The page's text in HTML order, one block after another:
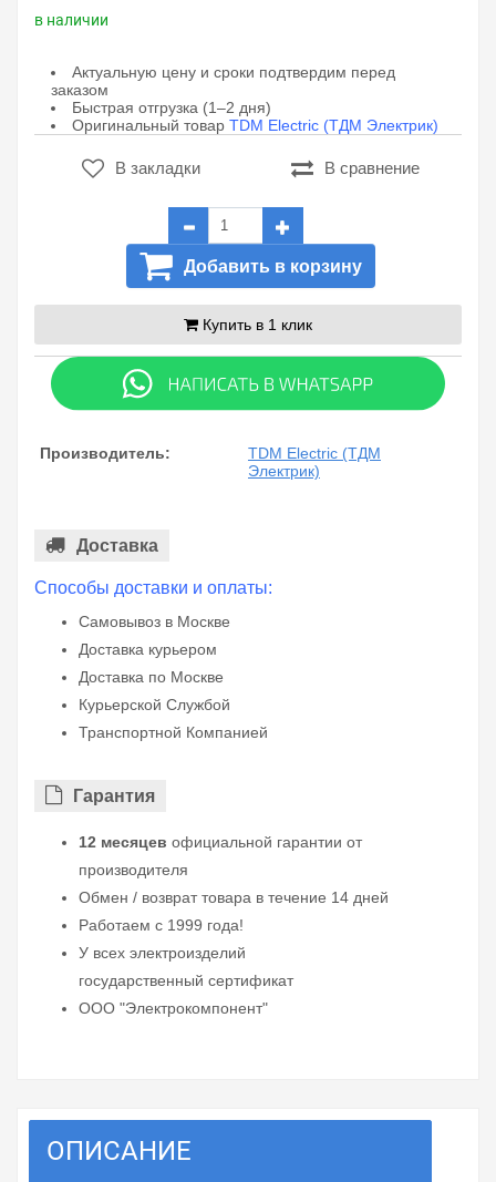
в наличии
Актуальную цену и сроки подтвердим перед
заказом
Быстрая отгрузка (1–2 дня)
Оригинальный товар TDM Electric (ТДМ Электрик)
В закладки В сравнение
Добавить в корзину
Купить в 1 клик
Производитель:
TDM Electric (ТДМ
Электрик)
Доставка
Способы доставки и оплаты:
Самовывоз в Москве
Доставка курьером
Доставка по Москве
Курьерской Службой
Транспортной Компанией
Гарантия
12 месяцев официальной гарантии от
производителя
Обмен / возврат товара в течение 14 дней
Работаем с 1999 года!
У всех электроизделий
государственный сертификат
ООО "Электрокомпонент"
ОПИСАНИЕ